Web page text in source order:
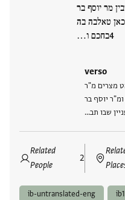
מר יוסף בר
כאן טאלבה בה
בחכם ו…
verso
מצרים מ"ר
יוסף בר
שבו תב…
Related
People
2
ib-untranslated-eng ib1